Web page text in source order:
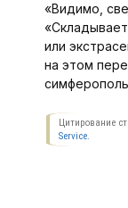
«Видимо,
или
на этом
Цитирование
Service.